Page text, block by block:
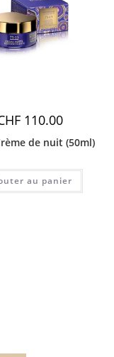
110.00
de nuit (50ml)
au panier